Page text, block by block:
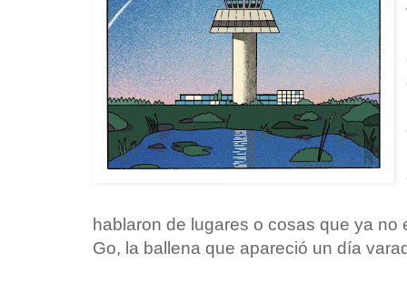
hablaron de lugares o cosas que ya no
Go, la ballena que apareció un día